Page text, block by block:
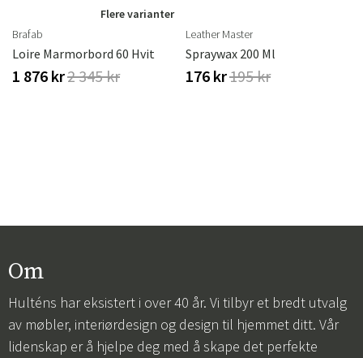
Flere varianter
Brafab
Loire Marmorbord 60 Hvit
1 876 kr2 345 kr
Leather Master
Spraywax 200 Ml
176 kr195 kr
Om
Hulténs har eksistert i over 40 år. Vi tilbyr et bredt utvalg
av møbler, interiørdesign og design til hjemmet ditt. Vår
lidenskap er å hjelpe deg med å skape det perfekte